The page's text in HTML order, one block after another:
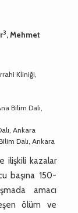
3, Mehmet
Kliniği,
Bilim Dalı,
Ankara
Dalı, Ankara
ilişkili kazalar
başına 150-
amacı
ölüm ve